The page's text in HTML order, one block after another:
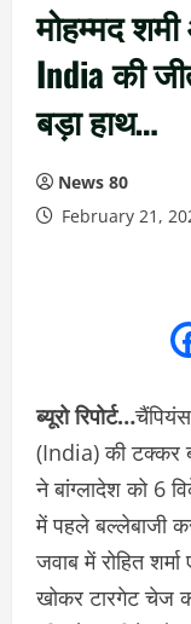
मोहम्‍मद
India की
बड़ा हाथ…
News 80
February 21,
ब्यूरो रिपोर्ट…
(India) की टक्‍कर
ने बांग्‍लादेश को 6
में पहले बल्‍लेबाजी
जवाब में रोहित
खोकर टारगेट चेज